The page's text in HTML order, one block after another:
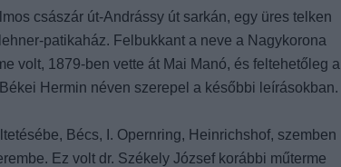
császár út-Andrássy út sarkán, egy üres telken
patikaház. Felbukkant a neve a Nagykorona
volt, 1879-ben vette át Mai Manó, és feltehetőleg a
Hermin néven szerepel a későbbi leírásokban.
Bécs, I. Opernring, Heinrichshof, szemben
Ez volt dr. Székely József korábbi műterme